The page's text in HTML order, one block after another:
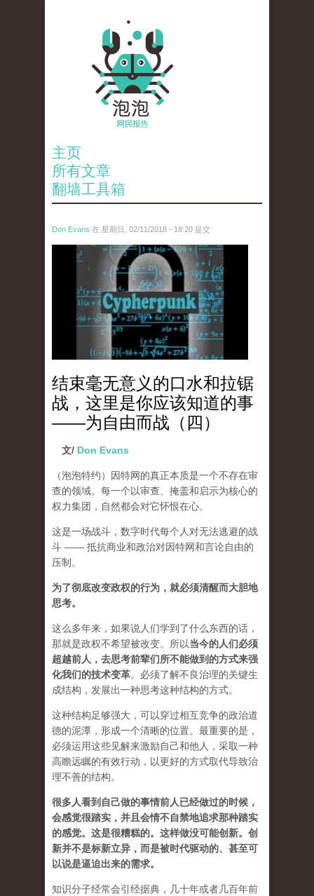
主页
所有文章
翻墙工具箱
Don Evans 在 星期日, 02/11/2018 - 18:20 提交
wechatimg1424.jpeg
结束毫无意义的口水和拉锯
战，这里是你应该知道的事
——为自由而战（四）
文/ Don Evans
（泡泡特约）
因特网的真正本质是一个不存在审
查的领域。每一个以审查、掩盖和启示为核心的
权力集团，自然都会对它怀恨在心。
这是一场战斗，数字时代每个人对无法逃避的战
斗 —— 抵抗商业和政治对因特网和言论自由的
压制。
为了彻底改变政权的行为，就必须清醒而大胆地
思考。
这么多年来，如果说人们学到了什么东西的话，
那就是政权不希望被改变。所以当今的人们必须
超越前人，去思考前辈们所不能做到的方式来强
化我们的技术变革。必须了解不良治理的关键生
成结构，发展出一种思考这种结构的方式。
这种结构足够强大，可以穿过相互竞争的政治道
德的泥潭，形成一个清晰的位置。最重要的是，
必须运用这些见解来激励自己和他人，采取一种
高瞻远瞩的有效行动，以更好的方式取代导致治
理不善的结构。
很多人看到自己做的事情前人已经做过的时候，
会感觉很踏实，并且会情不自禁地追求那种踏实
的感觉。这是很糟糕的。这样做没可能创新。创
新并不是标新立异，而是被时代驱动的、甚至可
以说是逼迫出来的需求。
知识分子经常会引经据典，几十年或者几百年前